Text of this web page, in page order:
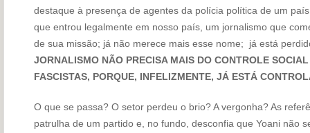
destaque à presença de agentes da polícia política de um
que entrou legalmente em nosso país, um jornalismo que
de sua missão; já não merece mais esse nome; já está
JORNALISMO NÃO PRECISA MAIS DO CONTROLE
FASCISTAS, PORQUE, INFELIZMENTE, JÁ ESTÁ
O que se passa? O setor perdeu o brio? A vergonha? As
patrulha de um partido e, no fundo, desconfia que Yoani não